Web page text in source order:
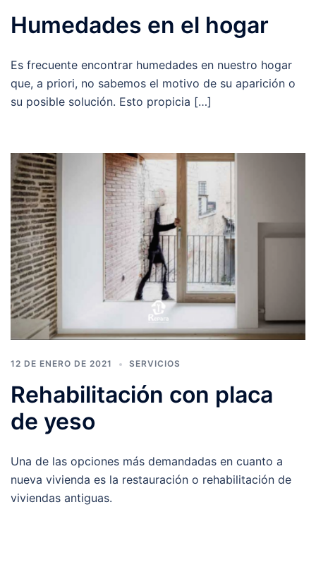
Humedades en el hogar
Es frecuente encontrar humedades en nuestro hogar
que, a priori, no sabemos el motivo de su aparición o
su posible solución. Esto propicia […]
12 DE ENERO DE 2021 SERVICIOS
Rehabilitación con placa
de yeso
Una de las opciones más demandadas en cuanto a
nueva vivienda es la restauración o rehabilitación de
viviendas antiguas.